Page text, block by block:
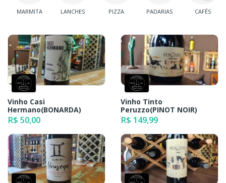
MARMITA LANCHES PIZZA PADARIAS CAFÉS
Vinho Casi
Hermano(BONARDA)
R$ 50,00
Vinho Tinto
Peruzzo(PINOT NOIR)
R$ 149,99